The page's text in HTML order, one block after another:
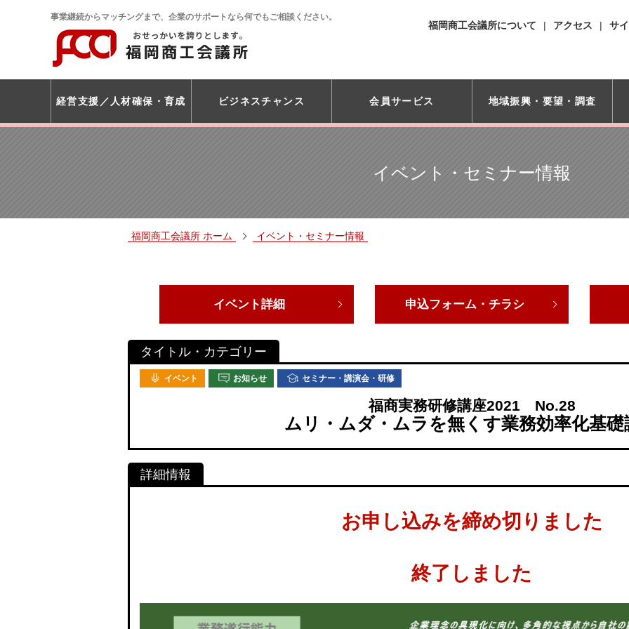
事業継続からマッチングまで、企業のサポートなら何でもご相談ください。
福岡商工会議所について アクセス サ
経営支援 人材確保・育成 ビジネスチャンス 会員サービス 地域振興・ 要望・調査
イベント・セミナー情報
福岡商工会議所 ホーム イベント・セミナー情報
イベント詳細 申込フォーム・チラシ
イベント お知らせ セミナー・講演会・研修
福商実務研修講座2021 No.28
ムリ・ムダ・ムラを無くす業務効率化基礎
お申し込みを締め切りました
終了しました